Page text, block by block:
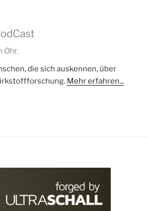
Ohr.
die sich auskennen, über
Mehr erfahren...